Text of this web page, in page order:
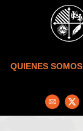
Skip to main content
QUIENES SOMOS